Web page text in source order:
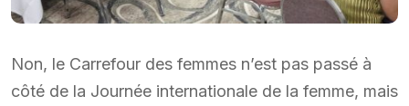
Non, le Carrefour des femmes n’est pas passé à
côté de la Journée internationale de la femme, mais